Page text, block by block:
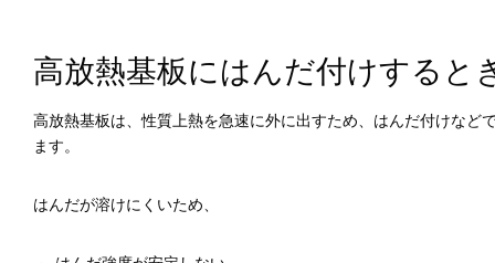
高放熱基板にはんだ付けすると
高放熱基板は、性質上熱を急速に外に出すため、はんだ付けな
ます。
はんだが溶けにくいため、